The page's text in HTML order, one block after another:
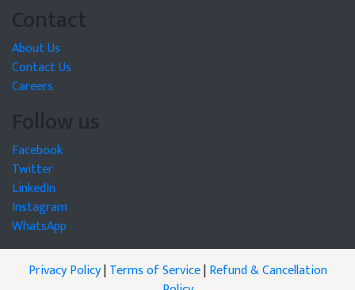
Contact
About Us
Contact Us
Careers
Follow us
Facebook
Twitter
LinkedIn
Instagram
WhatsApp
Privacy Policy|Terms of Service|Refund & Cancellation